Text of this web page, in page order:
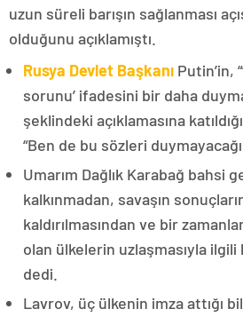
uzun süreli barışın sağlanması
olduğunu açıklamıştı.
Rusya Devlet Başkanı Putin’in,
sorunu’ ifadesini bir daha
şeklindeki açıklamasına
“Ben de bu sözleri
Umarım Dağlık Karabağ bahsi
kalkınmadan, savaşın
kaldırılmasından ve bir
olan ülkelerin uzlaşmasıyla ilgili
dedi.
Lavrov, üç ülkenin imza attığı